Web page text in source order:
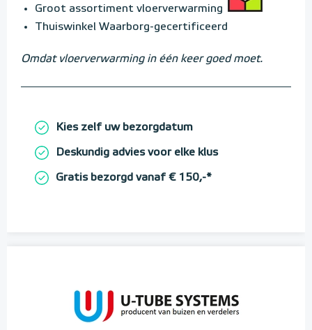
Groot assortiment vloerverwarming
Thuiswinkel Waarborg-gecertificeerd
Omdat vloerverwarming in één keer goed moet.
Kies zelf uw bezorgdatum
Deskundig advies voor elke klus
Gratis bezorgd vanaf € 150,-*